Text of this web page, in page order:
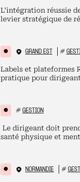
L’intégration réussie
levier stratégique de
GRAND EST #
Labels et plateformes
pratique pour
# GESTION
Le dirigeant doit
santé physique et
NORMANDIE #